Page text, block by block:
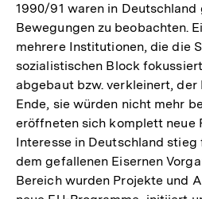
1990/91 waren in Deutschland
Bewegungen zu beobachten.
mehrere Institutionen, die die
sozialistischen Block
abgebaut bzw. verkleinert, der
Ende, sie würden nicht mehr
eröffneten sich komplett neue
Interesse in Deutschland
dem gefallenen Eisernen
Bereich wurden Projekte und